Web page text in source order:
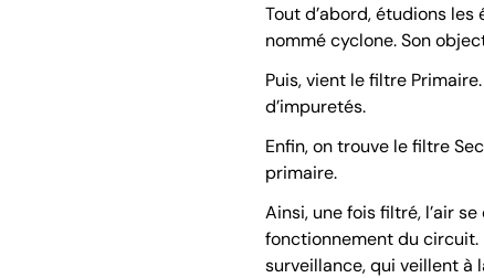
Tout d’abord, étudions
nommé cyclone. Son
Puis, vient le filtre
d’impuretés.
Enfin, on trouve le filtre
primaire.
Ainsi, une fois filtré, l’air
fonctionnement du
surveillance, qui veillent à